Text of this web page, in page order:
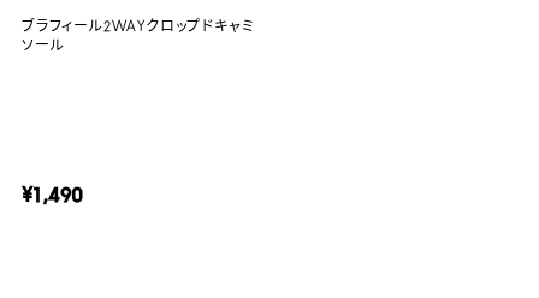
ブラフィール2WAYクロップドキャミ
ソール
¥1,490